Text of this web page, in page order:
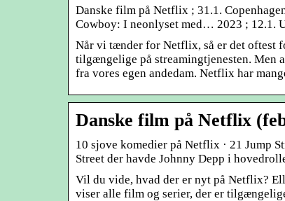
Danske film på Netflix ; 31.1.
Cowboy: I neonlyset med… 2023 ; 12.1.
Når vi tænder for Netflix, så er det oftest
tilgængelige på streamingtjenesten. Men
fra vores egen andedam. Netflix har
Danske film på Netflix
10 sjove komedier på Netflix · 21 Jump
Street der havde Johnny Depp i
Vil du vide, hvad der er nyt på Netflix?
viser alle film og serier, der er